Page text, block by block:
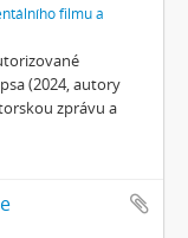
filmu a
(2024, autory
zprávu a